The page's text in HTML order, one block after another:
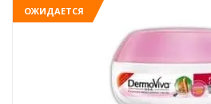
ОЖИДАЕТСЯ